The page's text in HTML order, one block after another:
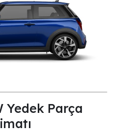
Yedek Parça